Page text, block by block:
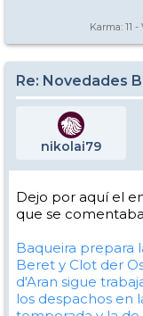
Karma: 11 -
Re: Novedades
nikolai79
Dejo por aquí el
que se
Baqueira prepara
Beret y Clot der
d'Aran sigue
los despachos en